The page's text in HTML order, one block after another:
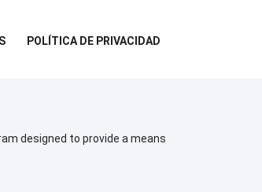
POLÍTICA DE PRIVACIDAD
designed to provide a means